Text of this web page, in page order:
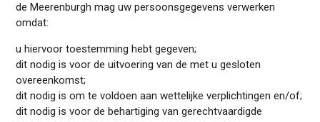
de Meerenburgh mag uw persoonsgegevens verwerken
omdat:
u hiervoor toestemming hebt gegeven;
dit nodig is voor de uitvoering van de met u gesloten
overeenkomst;
dit nodig is om te voldoen aan wettelijke verplichtingen en/of;
dit nodig is voor de behartiging van gerechtvaardigde